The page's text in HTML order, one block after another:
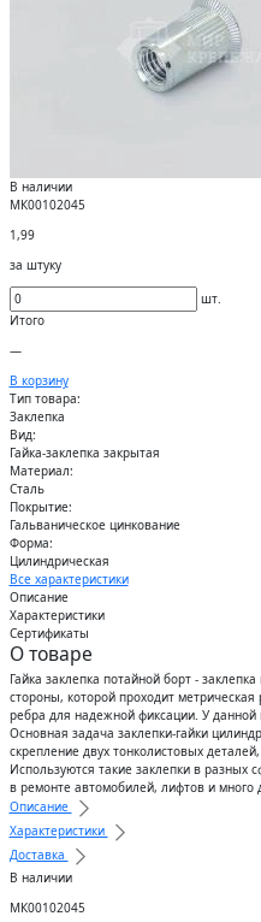
В наличии
МК00102045
1,99
за штуку
шт.
Итого
—
В корзину
Тип товара:
Заклепка
Вид:
Гайка-заклепка закрытая
Материал:
Сталь
Покрытие:
Гальваническое цинкование
Форма:
Цилиндрическая
Все характеристики
Описание
Характеристики
Сертификаты
О товаре
Гайка заклепка потайной борт -
стороны, которой проходит
ребра для надежной фиксации. У данной
Основная задача заклепки-гайки
скрепление двух тонколистовых
Используются такие заклепки в разных
в ремонте автомобилей, лифтов и много
Описание
Характеристики
Доставка
В наличии
МК00102045